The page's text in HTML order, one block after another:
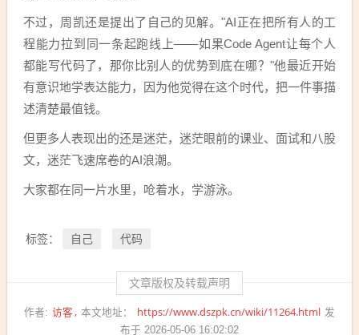
不过，周凯还是提出了自己的见解。"AI正在把所有人的工
程能力拉到同一条起跑线上——如果Code Agent让每个人
都能写代码了，那你比别人的优势到底在哪？"他最近开始
有意识地学表达能力，因为他觉得在这个时代，把一件事描
述清楚最值钱。
但更多人表现出的还是迷茫，迷茫眼前的课业、面试和八股
文，迷茫飞速席卷的AI浪潮。
大家都在同一片水里，呛着水，学游泳。
标签： 自己 代码
文章版权及转载声明
作者: 访客 本文地址： https://www.dszpk.cn/wiki/11264.html 发
布于 2026-05-06 16:02:02